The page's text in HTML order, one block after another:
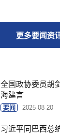
更多要闻资
全国政协委员胡
海建言
要闻 2025-08-20
习近平同巴西总